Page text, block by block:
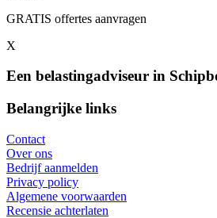
GRATIS offertes aanvragen
X
Een belastingadviseur in
Belangrijke links
Contact
Over ons
Bedrijf aanmelden
Privacy policy
Algemene voorwaarden
Recensie achterlaten